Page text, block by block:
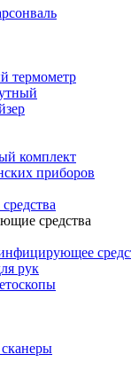
термометр
комплект
приборов
средства
рук